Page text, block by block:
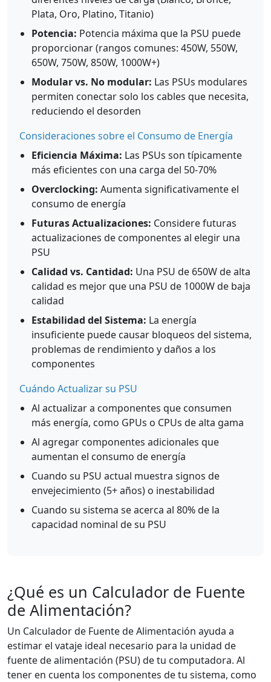
Plata, Oro, Platino, Titanio)
Potencia: Potencia máxima que la PSU puede
proporcionar (rangos comunes: 450W, 550W,
650W, 750W, 850W, 1000W+)
Modular vs. No modular: Las PSUs modulares
permiten conectar solo los cables que necesita,
reduciendo el desorden
Consideraciones sobre el Consumo de Energía
Eficiencia Máxima: Las PSUs son típicamente
más eficientes con una carga del 50-70%
Overclocking: Aumenta significativamente el
consumo de energía
Futuras Actualizaciones: Considere futuras
actualizaciones de componentes al elegir una
PSU
Calidad vs. Cantidad: Una PSU de 650W de alta
calidad es mejor que una PSU de 1000W de baja
calidad
Estabilidad del Sistema: La energía
insuficiente puede causar bloqueos del sistema,
problemas de rendimiento y daños a los
componentes
Cuándo Actualizar su PSU
Al actualizar a componentes que consumen
más energía, como GPUs o CPUs de alta gama
Al agregar componentes adicionales que
aumentan el consumo de energía
Cuando su PSU actual muestra signos de
envejecimiento (5+ años) o inestabilidad
Cuando su sistema se acerca al 80% de la
capacidad nominal de su PSU
¿Qué es un Calculador de Fuente
de Alimentación?
Un Calculador de Fuente de Alimentación ayuda a
estimar el vataje ideal necesario para la unidad de
fuente de alimentación (PSU) de tu computadora. Al
tener en cuenta los componentes de tu sistema, como